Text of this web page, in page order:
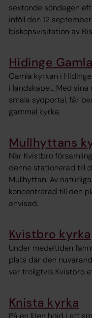
sextonde söndagen
inföll den 12
biskopsvisitation av
Hidinge
Gamla kyrkan i
i landskapet. Med
smala sydportal, får
gammal kyrka.
Mullhyttans
När Kvistbro
denne stationerad till
Mullhyttan. Av
koncentrerad till den
anvisad.
Kvistbro kyrka
Under medeltiden
plats där den
var troligtvis Kvistbro
Knista kyrka
På en liten höjd i ett